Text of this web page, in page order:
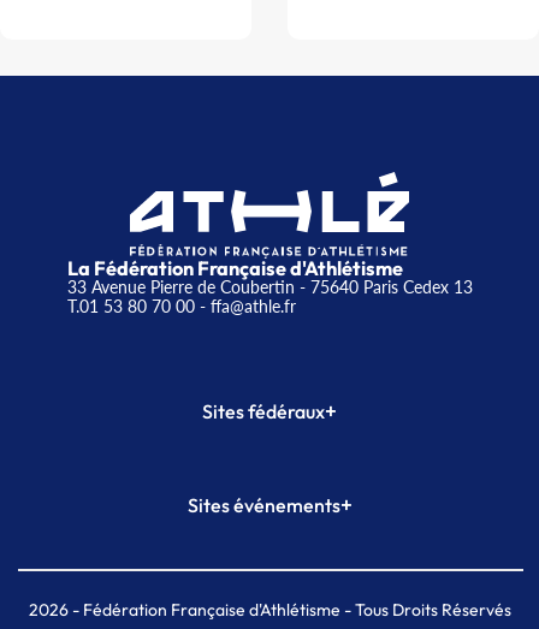
La Fédération Française d'Athlétisme
33 Avenue Pierre de Coubertin - 75640 Paris Cedex 13
T.01 53 80 70 00- ffa@athle.fr
Sites fédéraux+
Plateforme Formation
Sites événements+
Meeting de Paris indoor
MAIF Ekiden de Paris
2026- Fédération Française d'Athlétisme - Tous Droits Réservés